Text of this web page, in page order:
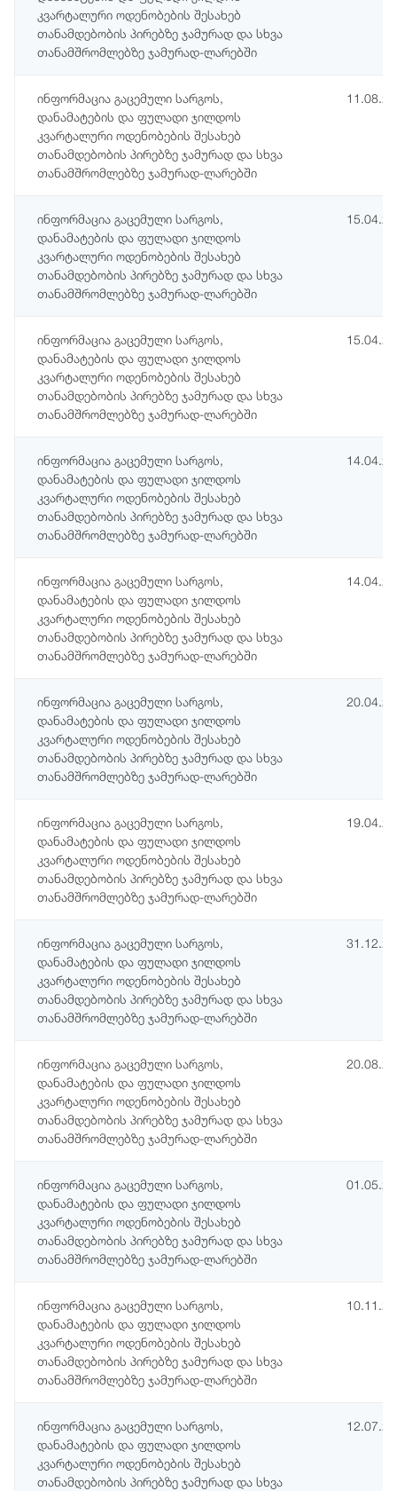
კვარტალური ოდენობების შესახებ
თანამდებობის პირებზე ჯამურად და სხვა
თანამშრომლებზე ჯამურად-ლარებში
ინფორმაცია გაცემული სარგოს,
დანამატების და ფულადი ჯილდოს
კვარტალური ოდენობების შესახებ
თანამდებობის პირებზე ჯამურად და სხვა
თანამშრომლებზე ჯამურად-ლარებში
ინფორმაცია გაცემული სარგოს,
დანამატების და ფულადი ჯილდოს
კვარტალური ოდენობების შესახებ
თანამდებობის პირებზე ჯამურად და სხვა
თანამშრომლებზე ჯამურად-ლარებში
ინფორმაცია გაცემული სარგოს,
დანამატების და ფულადი ჯილდოს
კვარტალური ოდენობების შესახებ
თანამდებობის პირებზე ჯამურად და სხვა
თანამშრომლებზე ჯამურად-ლარებში
ინფორმაცია გაცემული სარგოს,
დანამატების და ფულადი ჯილდოს
კვარტალური ოდენობების შესახებ
თანამდებობის პირებზე ჯამურად და სხვა
თანამშრომლებზე ჯამურად-ლარებში
ინფორმაცია გაცემული სარგოს,
დანამატების და ფულადი ჯილდოს
კვარტალური ოდენობების შესახებ
თანამდებობის პირებზე ჯამურად და სხვა
თანამშრომლებზე ჯამურად-ლარებში
ინფორმაცია გაცემული სარგოს,
დანამატების და ფულადი ჯილდოს
კვარტალური ოდენობების შესახებ
თანამდებობის პირებზე ჯამურად და სხვა
თანამშრომლებზე ჯამურად-ლარებში
ინფორმაცია გაცემული სარგოს,
დანამატების და ფულადი ჯილდოს
კვარტალური ოდენობების შესახებ
თანამდებობის პირებზე ჯამურად და სხვა
თანამშრომლებზე ჯამურად-ლარებში
ინფორმაცია გაცემული სარგოს,
დანამატების და ფულადი ჯილდოს
კვარტალური ოდენობების შესახებ
თანამდებობის პირებზე ჯამურად და სხვა
თანამშრომლებზე ჯამურად-ლარებში
ინფორმაცია გაცემული სარგოს,
დანამატების და ფულადი ჯილდოს
კვარტალური ოდენობების შესახებ
თანამდებობის პირებზე ჯამურად და სხვა
თანამშრომლებზე ჯამურად-ლარებში
ინფორმაცია გაცემული სარგოს,
დანამატების და ფულადი ჯილდოს
კვარტალური ოდენობების შესახებ
თანამდებობის პირებზე ჯამურად და სხვა
თანამშრომლებზე ჯამურად-ლარებში
ინფორმაცია გაცემული სარგოს,
დანამატების და ფულადი ჯილდოს
კვარტალური ოდენობების შესახებ
თანამდებობის პირებზე ჯამურად და სხვა
თანამშრომლებზე ჯამურად-ლარებში
ინფორმაცია გაცემული სარგოს,
დანამატების და ფულადი ჯილდოს
კვარტალური ოდენობების შესახებ
თანამდებობის პირებზე ჯამურად და სხვა